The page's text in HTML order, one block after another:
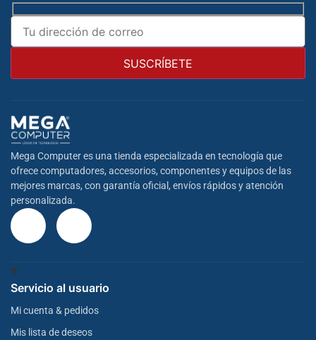
Mega Computer es una tienda especializada en tecnología que
ofrece computadores, accesorios, componentes y equipos de las
mejores marcas, con garantía oficial, envíos rápidos y atención
personalizada.
Servicio al usuario
Mi cuenta & pedidos
Mis lista de deseos